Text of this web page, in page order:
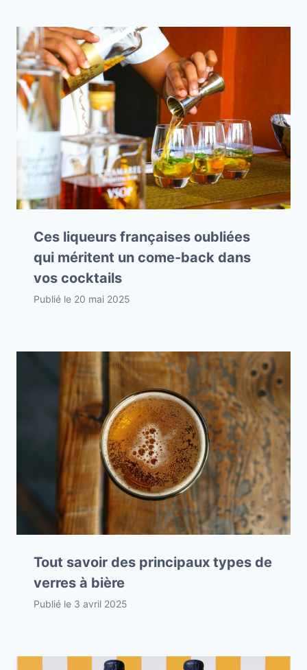
Ces liqueurs françaises oubliées
qui méritent un come-back dans
vos cocktails
Publié le 20 mai 2025
Tout savoir des principaux types de
verres à bière
Publié le 3 avril 2025